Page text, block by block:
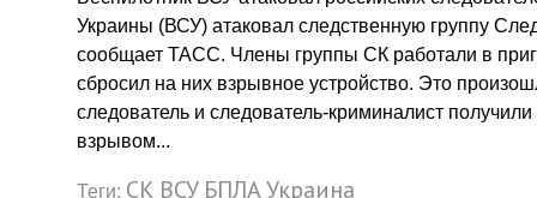
Украины (ВСУ) атаковал следственную группу
сообщает ТАСС. Члены группы СК работали в
сбросил на них взрывное устройство. Это
следователь и следователь-криминалист
взрывом...
Теги: СК ВСУ БПЛАУкраина